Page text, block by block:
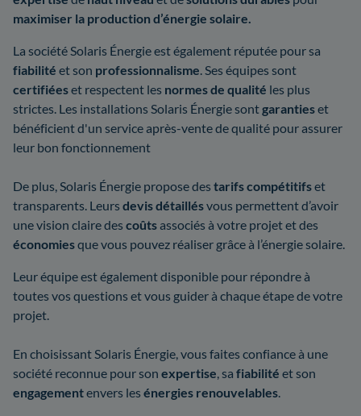
maximiser la production d’énergie solaire.
La société Solaris Énergie est également réputée pour sa
fiabilité et son professionnalisme. Ses équipes sont
certifiéeset respectent les normes de qualité les plus
strictes. Les installations Solaris Énergie sontgarantieset
bénéficient d'un service après-vente de qualité pour assurer
leur bon fonctionnement
De plus, Solaris Énergie propose des tarifs compétitifset
transparents. Leurs devisdétaillésvous permettent d’avoir
une vision claire des coûtsassociés à votre projet et des
économiesque vous pouvez réaliser grâce à l’énergie solaire.
Leur équipe est également disponible pour répondre à
toutes vos questions et vous guider à chaque étape de votre
projet.
En choisissant Solaris Énergie, vous faites confiance à une
société reconnue pour son expertise, sa fiabilité et son
engagementenvers les énergies renouvelables.